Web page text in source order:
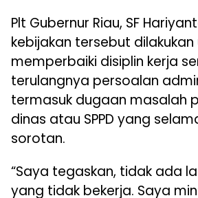
Plt Gubernur Riau, SF
kebijakan tersebut dilakukan
memperbaiki disiplin kerja
terulangnya persoalan
termasuk dugaan masalah
dinas atau SPPD yang
sorotan.
“Saya tegaskan, tidak ada
yang tidak bekerja. Saya